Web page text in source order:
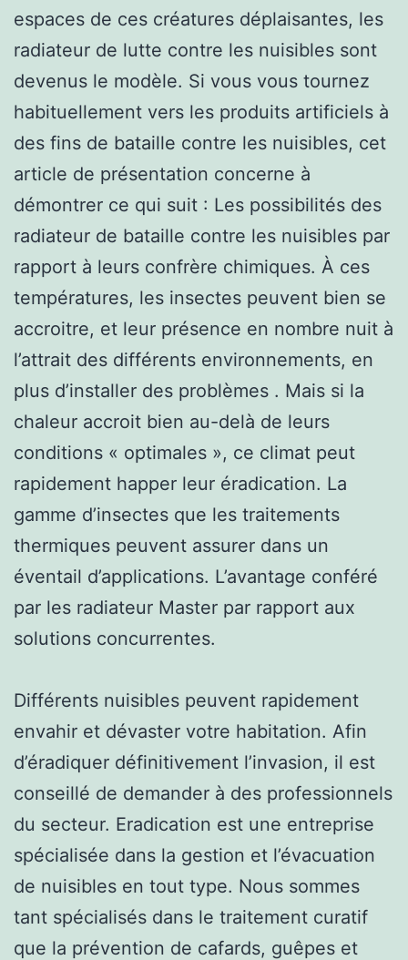
espaces de ces créatures déplaisantes, les
radiateur de lutte contre les nuisibles sont
devenus le modèle. Si vous vous tournez
habituellement vers les produits artificiels à
des fins de bataille contre les nuisibles, cet
article de présentation concerne à
démontrer ce qui suit : Les possibilités des
radiateur de bataille contre les nuisibles par
rapport à leurs confrère chimiques. À ces
températures, les insectes peuvent bien se
accroitre, et leur présence en nombre nuit à
l’attrait des différents environnements, en
plus d’installer des problèmes . Mais si la
chaleur accroit bien au-delà de leurs
conditions « optimales », ce climat peut
rapidement happer leur éradication. La
gamme d’insectes que les traitements
thermiques peuvent assurer dans un
éventail d’applications. L’avantage conféré
par les radiateur Master par rapport aux
solutions concurrentes.
Différents nuisibles peuvent rapidement
envahir et dévaster votre habitation. Afin
d’éradiquer définitivement l’invasion, il est
conseillé de demander à des professionnels
du secteur. Eradication est une entreprise
spécialisée dans la gestion et l’évacuation
de nuisibles en tout type. Nous sommes
tant spécialisés dans le traitement curatif
que la prévention de cafards, guêpes et